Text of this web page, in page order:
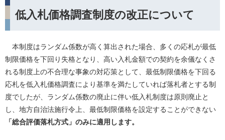
低入札価格調査制度の改正について
本制度はランダム係数が高く算出された場合、多くの応札が最低
制限価格を下回り失格となり、高い入札金額での契約を余儀なくさ
れる制度上の不合理な事象の対応策として、最低制限価格を下回る
応札を低入札価格調査により基準を満たしていれば落札者とする制
度でしたが、ランダム係数の廃止に伴い低入札制度は原則廃止と
し、地方自治法施行令上、最低制限価格を設定することができない
「総合評価落札方式」のみに適用します。